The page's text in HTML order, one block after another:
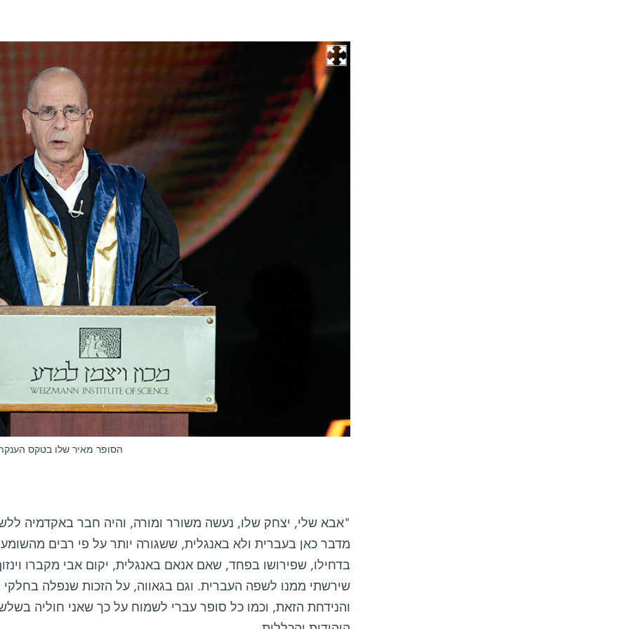
הסופר מאיר שלו בטקס
"אבא שלי, יצחק שלו, נעשה משורר ומורה, והיה חבר באקדמיה
מדבר כאן בעברית ולא באנגלית, ששגורה יותר על פי רבים
בדחילו, שפירושו בפחד, שאם אנאם באנגלית, יקום אבי מקברו
שירשתי ממנו לשפה העברית. וגם בגאווה, על הזכות שנפלה
והנידחת הזאת, וכמו כל סופר עברי לשמוח על כך שאני חוליה